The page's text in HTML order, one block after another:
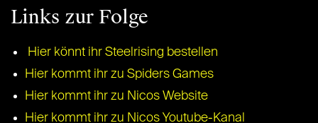
Links zur Folge
Hier könnt ihr Steelrising bestellen
Hier kommt ihr zu Spiders Games
Hier kommt ihr zu Nicos Website
Hier kommt ihr zu Nicos Youtube-Kanal